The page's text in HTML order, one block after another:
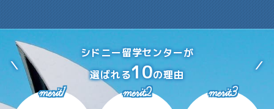
シドニー留学センターが
選ばれる10の理由
merit1 merit2 merit3